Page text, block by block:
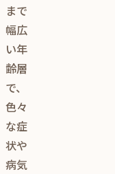
まで
幅広
い年
齢層
で、
色々
な症
状や
病気